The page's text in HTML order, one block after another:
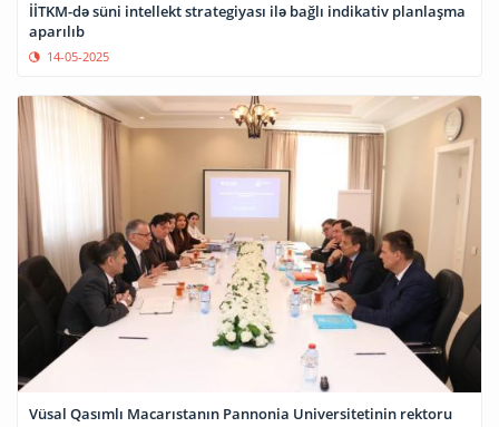
İİTKM-də süni intellekt strategiyası ilə bağlı indikativ planlaşma
aparılıb
14-05-2025
Vüsal Qasımlı Macarıstanın Pannonia Universitetinin rektoru